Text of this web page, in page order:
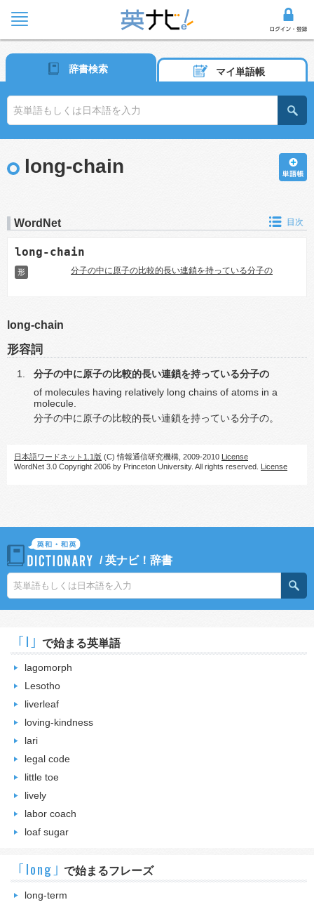
辞書検索 マイ単語帳
long-chain
WordNet 目次
long-chain
形 分子の中に原子の比較的長い連鎖を持っている分子の
long-chain
形容詞
分子の中に原子の比較的長い連鎖を持っている分子の
of molecules having relatively long chains of atoms in a
molecule.
分子の中に原子の比較的長い連鎖を持っている分子の。
日本語ワードネット1.1版 (C) 情報通信研究機構, 2009-2010 License
WordNet 3.0 Copyright 2006 by Princeton University. All rights reserved. License
/英ナビ！辞書
｢l｣ で始まる英単語
lagomorph
Lesotho
liverleaf
loving-kindness
lari
legal code
little toe
lively
labor coach
loaf sugar
｢long｣ で始まるフレーズ
long-term